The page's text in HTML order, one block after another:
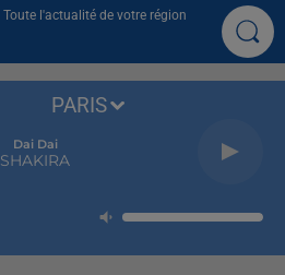
Toute l'actualité de votre région
Dai Dai
SHAKIRA
PARIS